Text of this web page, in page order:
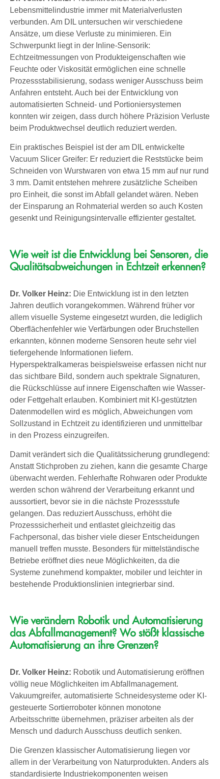
Lebensmittelindustrie immer mit Materialverlusten
verbunden. Am DIL untersuchen wir verschiedene
Ansätze, um diese Verluste zu minimieren. Ein
Schwerpunkt liegt in der Inline-Sensorik:
Echtzeitmessungen von Produkteigenschaften wie
Feuchte oder Viskosität ermöglichen eine schnelle
Prozessstabilisierung, sodass weniger Ausschuss beim
Anfahren entsteht. Auch bei der Entwicklung von
automatisierten Schneid- und Portioniersystemen
konnten wir zeigen, dass durch höhere Präzision Verluste
beim Produktwechsel deutlich reduziert werden.
Ein praktisches Beispiel ist der am DIL entwickelte
Vacuum Slicer Greifer: Er reduziert die Reststücke beim
Schneiden von Wurstwaren von etwa 15 mm auf nur rund
3 mm. Damit entstehen mehrere zusätzliche Scheiben
pro Einheit, die sonst im Abfall gelandet wären. Neben
der Einsparung an Rohmaterial werden so auch Kosten
gesenkt und Reinigungsintervalle effizienter gestaltet.
Wie weit ist die Entwicklung bei Sensoren, die
Qualitätsabweichungen in Echtzeit erkennen?
Dr. Volker Heinz: Die Entwicklung ist in den letzten
Jahren deutlich vorangekommen. Während früher vor
allem visuelle Systeme eingesetzt wurden, die lediglich
Oberflächenfehler wie Verfärbungen oder Bruchstellen
erkannten, können moderne Sensoren heute sehr viel
tiefergehende Informationen liefern.
Hyperspektralkameras beispielsweise erfassen nicht nur
das sichtbare Bild, sondern auch spektrale Signaturen,
die Rückschlüsse auf innere Eigenschaften wie Wasser-
oder Fettgehalt erlauben. Kombiniert mit KI-gestützten
Datenmodellen wird es möglich, Abweichungen vom
Sollzustand in Echtzeit zu identifizieren und unmittelbar
in den Prozess einzugreifen.
Damit verändert sich die Qualitätssicherung grundlegend:
Anstatt Stichproben zu ziehen, kann die gesamte Charge
überwacht werden. Fehlerhafte Rohwaren oder Produkte
werden schon während der Verarbeitung erkannt und
aussortiert, bevor sie in die nächste Prozessstufe
gelangen. Das reduziert Ausschuss, erhöht die
Prozesssicherheit und entlastet gleichzeitig das
Fachpersonal, das bisher viele dieser Entscheidungen
manuell treffen musste. Besonders für mittelständische
Betriebe eröffnet dies neue Möglichkeiten, da die
Systeme zunehmend kompakter, mobiler und leichter in
bestehende Produktionslinien integrierbar sind.
Wie verändern Robotik und Automatisierung
das Abfallmanagement? Wo stößt klassische
Automatisierung an ihre Grenzen?
Dr. Volker Heinz: Robotik und Automatisierung eröffnen
völlig neue Möglichkeiten im Abfallmanagement.
Vakuumgreifer, automatisierte Schneidesysteme oder KI-
gesteuerte Sortierroboter können monotone
Arbeitsschritte übernehmen, präziser arbeiten als der
Mensch und dadurch Ausschuss deutlich senken.
Die Grenzen klassischer Automatisierung liegen vor
allem in der Verarbeitung von Naturprodukten. Anders als
standardisierte Industriekomponenten weisen